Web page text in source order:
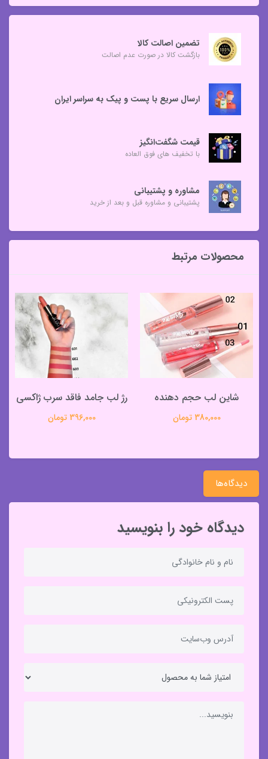
تضمین اصالت کالا
بازگشت کالا در صورت عدم اصالت
ارسال سریع با پست و پیک به سراسر ایران
قیمت شگفت‌انگیز
با تخفیف های فوق العاده
مشاوره و پشتیبانی
پشتیبانی و مشاوره قبل و بعد از خرید
محصولات مرتبط
شاین لب حجم دهنده
380,000 تومان
رژ لب جامد فاقد سرب ژاکسی
396,000 تومان
دیدگاه‌ها
دیدگاه خود را بنویسید